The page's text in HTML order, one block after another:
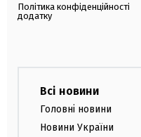
Політика конфіденційності
додатку
Всі новини
Головні новини
Новини України